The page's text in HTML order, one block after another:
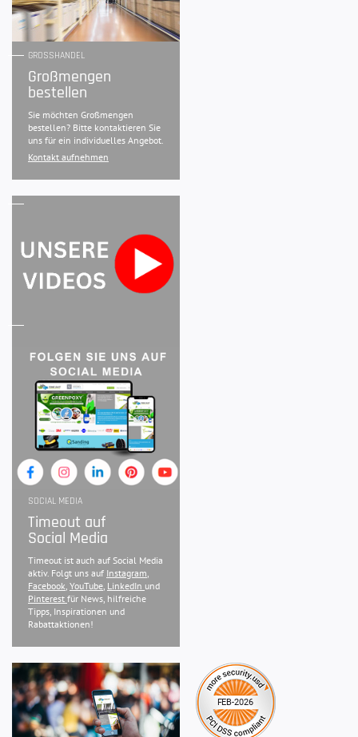
GROSSHANDEL
Großmengen
bestellen
Sie möchten Großmengen
bestellen? Bitte kontaktieren Sie
uns für ein individuelles Angebot.
Kontakt aufnehmen
SOCIAL MEDIA
Timeout auf
Social Media
Timeout ist auch auf Social Media
aktiv. Folgt uns auf Instagram,
Facebook, YouTube, LinkedIn und
Pinterest für News, hilfreiche
Tipps, Inspirationen und
Rabattaktionen!